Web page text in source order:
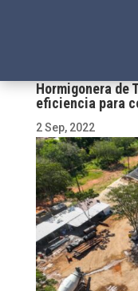
Hormigonera de
eficiencia para
2 Sep, 2022